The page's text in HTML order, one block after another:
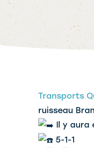
Transports
ruisseau
Il y aura
5-1-1